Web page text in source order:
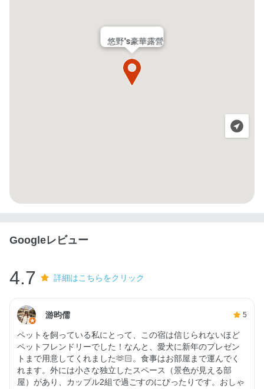
悠野's豪華露營
Googleレビュー
4.7 詳細はこちらをクリック
游昀儒 5
ペットを飼っている私にとって、この宿は信じられないほど
ペットフレンドリーでした！なんと、愛犬に新年のプレゼン
トまで用意してくれました🫶🏻。食事はお部屋まで運んでく
れます。外には小さな独立したスペース（景色が見える部
屋）があり、カップル2組で過ごすのにぴったりです。おしゃ